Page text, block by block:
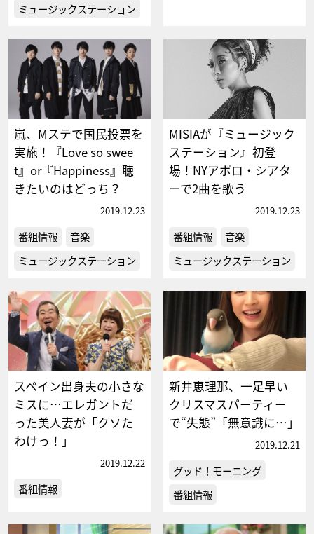
ミュージックステーション
嵐、Mステで国民投票を
実施！『Love so swee
t』or『Happiness』聴
きたいのはどっち？
2019.12.23
番組情報
音楽
ミュージックステーション
MISIAが『ミュージック
ステーション』初登
場！NYアポロ・シアタ
ーで2曲を歌う
2019.12.23
番組情報
音楽
ミュージックステーション
スペイン出身夫の小さな
ミスに…エレガントだ
った美人妻が「クソた
わけっ！」
2019.12.22
番組情報
新井恵理那、一足早い
クリスマスパーティー
で“失態”「無意識に…」
2019.12.21
グッド！モーニング
番組情報